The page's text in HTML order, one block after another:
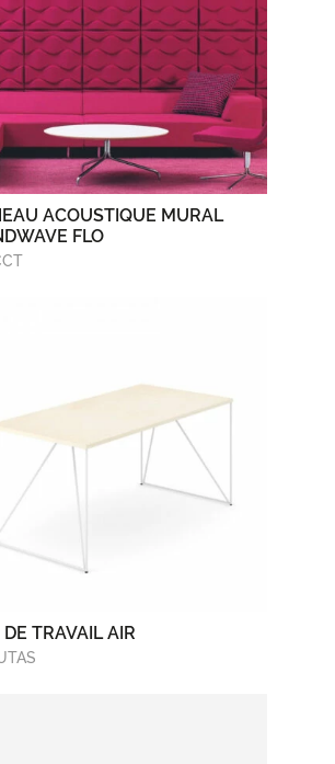
ACOUSTIQUE MURAL
FLO
TRAVAIL AIR